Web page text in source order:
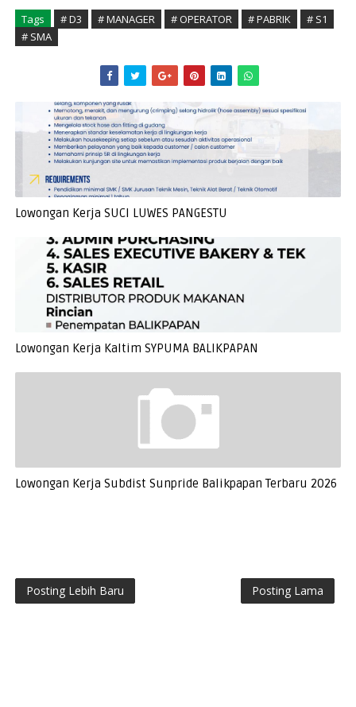
Tags # D3 # MANAGER # OPERATOR # PABRIK
# S1
# SMA
Lowongan Kerja SUCI LUWES PANGESTU
Lowongan Kerja Kaltim SYPUMA BALIKPAPAN
Lowongan Kerja Subdist Sunpride Balikpapan Terbaru 2026
Posting Lebih Baru Posting Lama